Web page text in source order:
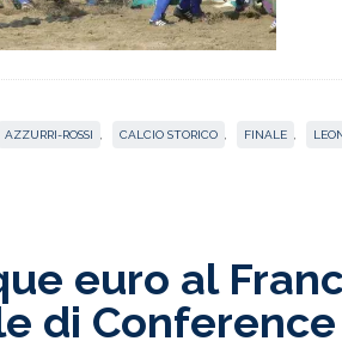
AZZURRI-ROSSI CALCIO STORICO FINALE
euro al
di